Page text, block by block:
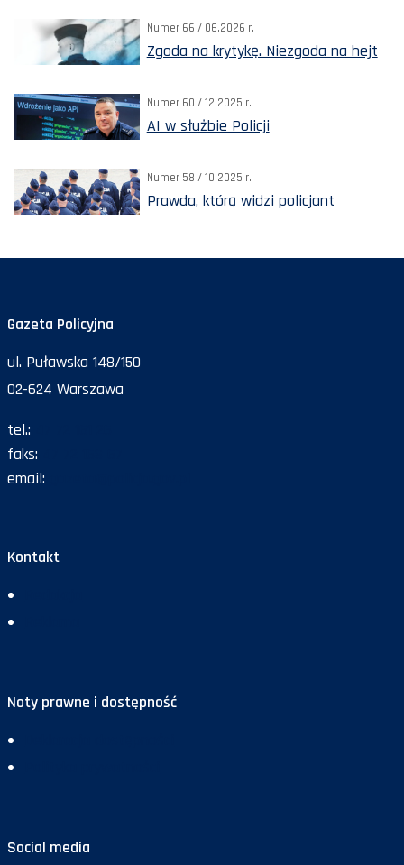
Numer 66 / 06.2026 r.
Zgoda na krytykę. Niezgoda na hejt
Numer 60 / 12.2025 r.
AI w służbie Policji
Numer 58 / 10.2025 r.
Prawda, którą widzi policjant
Gazeta Policyjna
ul. Puławska 148/150
02-624 Warszawa
tel.:
faks:
email:
Kontakt
Noty prawne i dostępność
Social media